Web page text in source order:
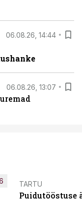
06.08.26, 14:44
06.08.26, 13:07
TARTU
Puidutööstuse